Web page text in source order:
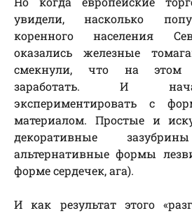
увидели, насколько
коренного населения
оказались железные
смекнули, что на этом
заработать. И
экспериментировать с
материалом. Простые и
декоративные
альтернативные формы
форме сердечек, ага).
И как результат этого